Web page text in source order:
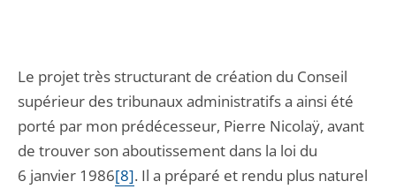
Le projet très structurant de création du Conseil
supérieur des tribunaux administratifs a ainsi été
porté par mon prédécesseur, Pierre Nicolaÿ, avant
de trouver son aboutissement dans la loi du
6 janvier 1986[8]. Il a préparé et rendu plus naturel